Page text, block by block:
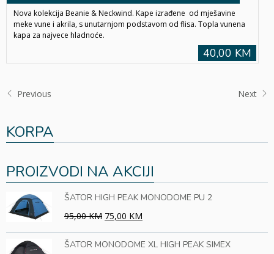
Nova kolekcija Beanie & Neckwind. Kape izrađene od mješavine
meke vune i akrila, s unutarnjom podstavom od flisa. Topla vunena
kapa za najvece hladnoće.
40,00 KM
Previous Next
KORPA
PROIZVODI NA AKCIJI
ŠATOR HIGH PEAK MONODOME PU 2
95,00 KM 75,00 KM
ŠATOR MONODOME XL HIGH PEAK SIMEX